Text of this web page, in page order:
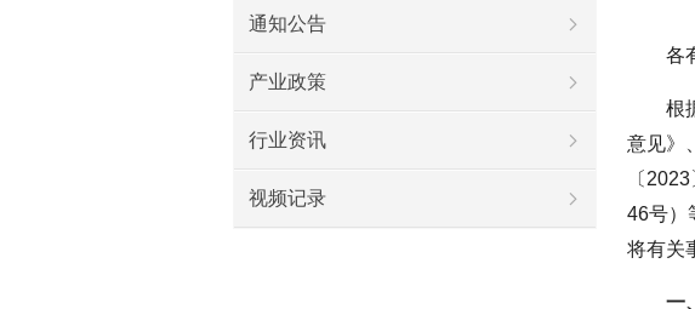
各
根
意见》
〔
46号）
将有关
一
通知公告
产业政策
行业资讯
视频记录